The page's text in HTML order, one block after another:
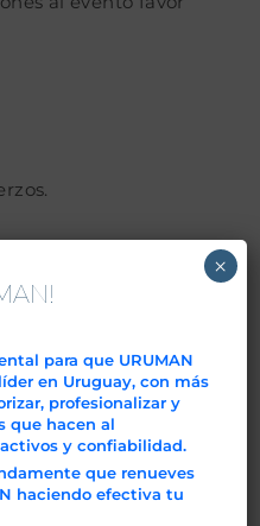
poner el foco en el
públicas
como un factor clave
la organización.
la necesidad de
los activos
para que URUMAN
en Uruguay, con más
profesionalizar y
que hacen al
y confiabilidad.
que renueves
haciendo efectiva tu
×